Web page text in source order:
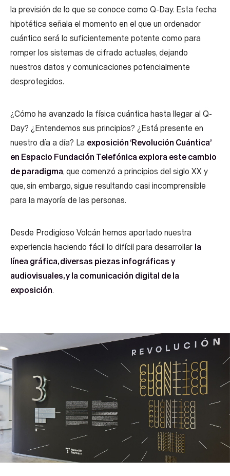
la previsión de lo que se conoce como Q-Day. Esta fecha
hipotética señala el momento en el que un ordenador
cuántico será lo suficientemente potente como para
romper los sistemas de cifrado actuales, dejando
nuestros datos y comunicaciones potencialmente
desprotegidos.
¿Cómo ha avanzado la física cuántica hasta llegar al Q-
Day? ¿Entendemos sus principios? ¿Está presente en
nuestro día a día? La exposición ‘Revolución Cuántica’
en Espacio Fundación Telefónica explora este cambio
de paradigma, que comenzó a principios del siglo XX y
que, sin embargo, sigue resultando casi incomprensible
para la mayoría de las personas.
Desde Prodigioso Volcán hemos aportado nuestra
experiencia haciendo fácil lo difícil para desarrollar la
línea gráfica, diversas piezas infográficas y
audiovisuales, y la comunicación digital de la
exposición.